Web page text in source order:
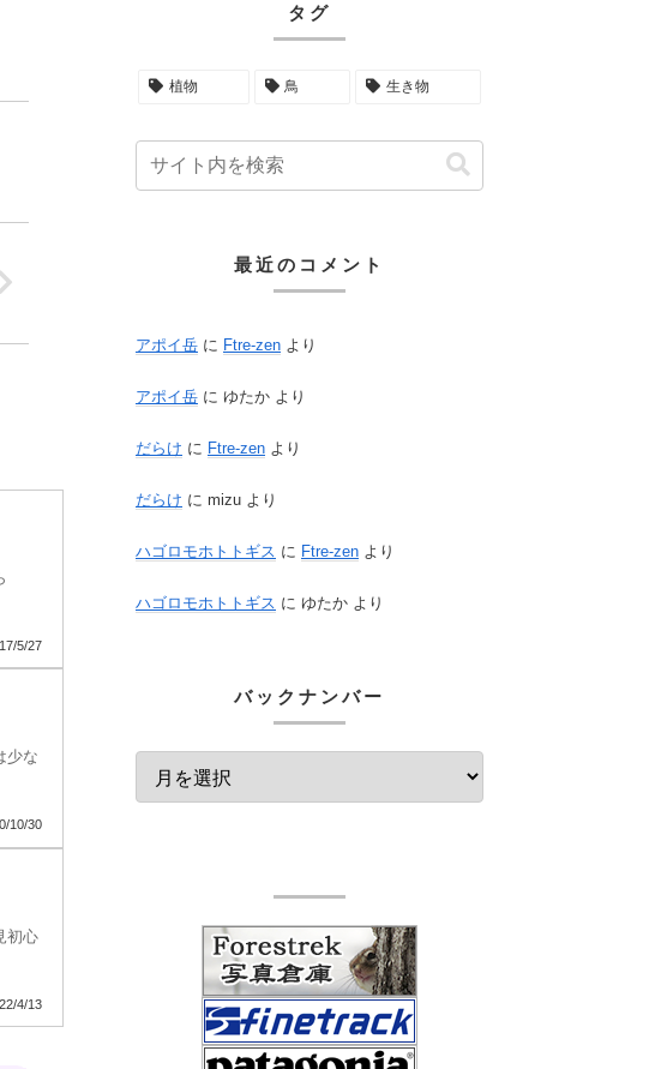
5/27
少な
10/30
初心
4/13
タグ
植物 鳥 生き物
最近のコメント
アポイ岳 に Ftre-zen より
アポイ岳 に ゆたか より
だらけ に Ftre-zen より
だらけ に mizu より
ハゴロモホトトギス に Ftre-zen より
ハゴロモホトトギス に ゆたか より
バックナンバー